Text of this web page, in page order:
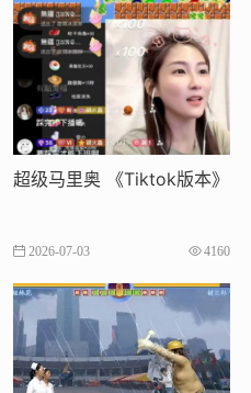
超级马里奥 《Tiktok版本》
2026-07-03 4160